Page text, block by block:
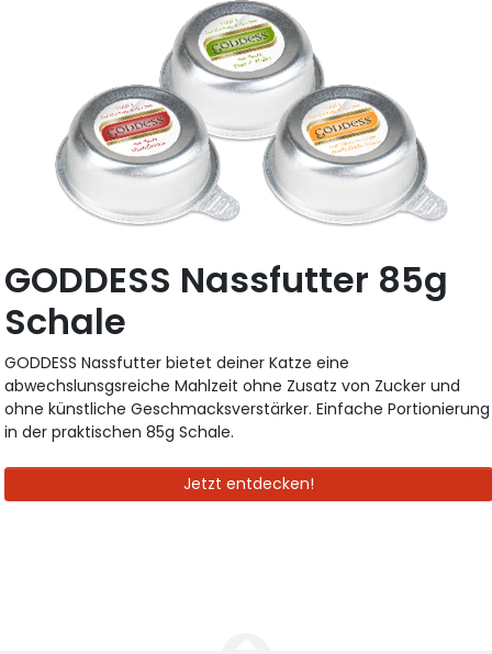
GODDESS Nassfutter 85g
Schale
GODDESS Nassfutter bietet deiner Katze eine
abwechslunsgsreiche Mahlzeit ohne Zusatz von Zucker und
ohne künstliche Geschmacksverstärker. Einfache Portionierung
in der praktischen 85g Schale.
Jetzt entdecken!